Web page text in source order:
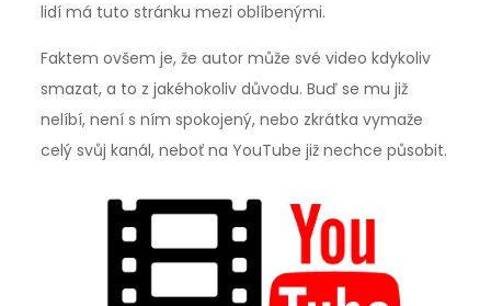
lidí má tuto stránku mezi oblíbenými.
Faktem ovšem je, že autor může své video kdykoliv
smazat, a to z jakéhokoliv důvodu. Buď se mu již
nelíbí, není s ním spokojený, nebo zkrátka vymaže
celý svůj kanál, neboť na YouTube již nechce působit.